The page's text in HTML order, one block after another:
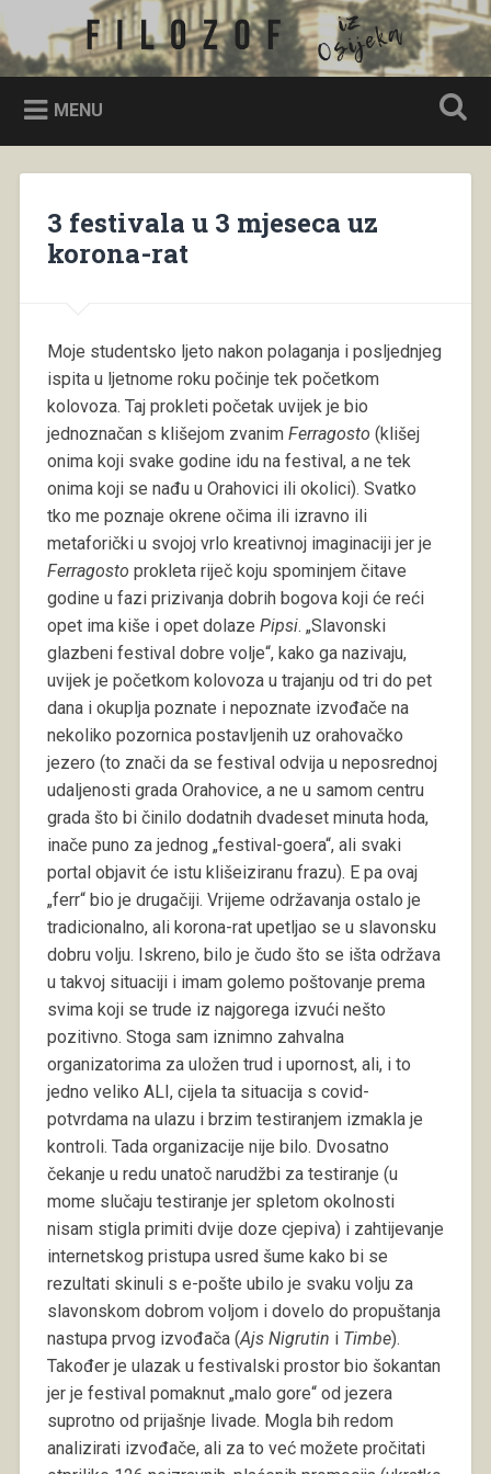
to
content
Search
Filozof iz Osijeka
MENU
3 festivala u 3 mjeseca uz
korona-rat
Moje studentsko ljeto nakon polaganja i posljednjeg
ispita u ljetnome roku počinje tek početkom
kolovoza. Taj prokleti početak uvijek je bio
jednoznačan s klišejom zvanim Ferragosto (klišej
onima koji svake godine idu na festival, a ne tek
onima koji se nađu u Orahovici ili okolici). Svatko
tko me poznaje okrene očima ili izravno ili
metaforički u svojoj vrlo kreativnoj imaginaciji jer je
Ferragosto prokleta riječ koju spominjem čitave
godine u fazi prizivanja dobrih bogova koji će reći
opet ima kiše i opet dolaze Pipsi. „Slavonski
glazbeni festival dobre volje“, kako ga nazivaju,
uvijek je početkom kolovoza u trajanju od tri do pet
dana i okuplja poznate i nepoznate izvođače na
nekoliko pozornica postavljenih uz orahovačko
jezero (to znači da se festival odvija u neposrednoj
udaljenosti grada Orahovice, a ne u samom centru
grada što bi činilo dodatnih dvadeset minuta hoda,
inače puno za jednog „festival-goera“, ali svaki
portal objavit će istu klišeiziranu frazu). E pa ovaj
„ferr“ bio je drugačiji. Vrijeme održavanja ostalo je
tradicionalno, ali korona-rat upetljao se u slavonsku
dobru volju. Iskreno, bilo je čudo što se išta održava
u takvoj situaciji i imam golemo poštovanje prema
svima koji se trude iz najgorega izvući nešto
pozitivno. Stoga sam iznimno zahvalna
organizatorima za uložen trud i upornost, ali, i to
jedno veliko ALI, cijela ta situacija s covid-
potvrdama na ulazu i brzim testiranjem izmakla je
kontroli. Tada organizacije nije bilo. Dvosatno
čekanje u redu unatoč narudžbi za testiranje (u
mome slučaju testiranje jer spletom okolnosti
nisam stigla primiti dvije doze cjepiva) i zahtijevanje
internetskog pristupa usred šume kako bi se
rezultati skinuli s e-pošte ubilo je svaku volju za
slavonskom dobrom voljom i dovelo do propuštanja
nastupa prvog izvođača (Ajs Nigrutin i Timbe).
Također je ulazak u festivalski prostor bio šokantan
jer je festival pomaknut „malo gore“ od jezera
suprotno od prijašnje livade. Mogla bih redom
analizirati izvođače, ali za to već možete pročitati